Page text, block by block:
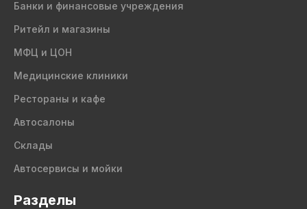
Банки и финансовые учреждения
Ритейл и магазины
МФЦ и ЦОН
Медицинские клиники
Рестораны и кафе
Автосалоны
Склады
Автосервисы и мойки
Разделы